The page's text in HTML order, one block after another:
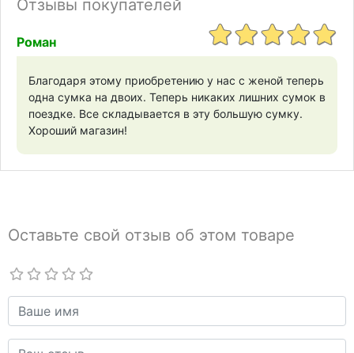
Отзывы покупателей
Роман
Благодаря этому приобретению у нас с женой теперь
одна сумка на двоих. Теперь никаких лишних сумок в
поездке. Все складывается в эту большую сумку.
Хороший магазин!
Оставьте свой отзыв об этом товаре